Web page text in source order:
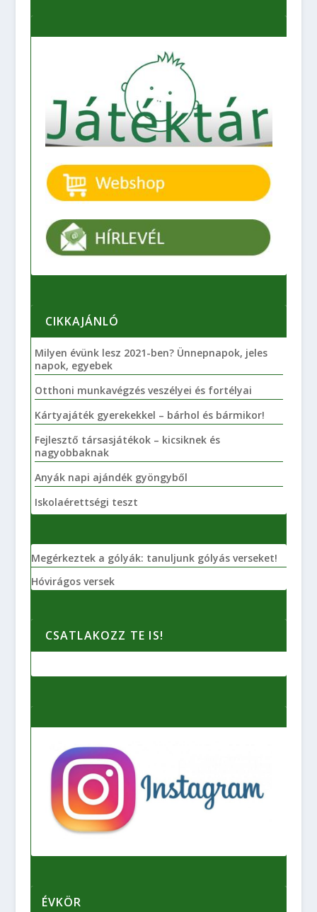
CIKKAJÁNLÓ
Milyen évünk lesz 2021-ben? Ünnepnapok, jeles
napok, egyebek
Otthoni munkavégzés veszélyei és fortélyai
Kártyajáték gyerekekkel – bárhol és bármikor!
Fejlesztő társasjátékok – kicsiknek és
nagyobbaknak
Anyák napi ajándék gyöngyből
Iskolaérettségi teszt
Megérkeztek a gólyák: tanuljunk gólyás verseket!
Hóvirágos versek
CSATLAKOZZ TE IS!
ÉVKÖR